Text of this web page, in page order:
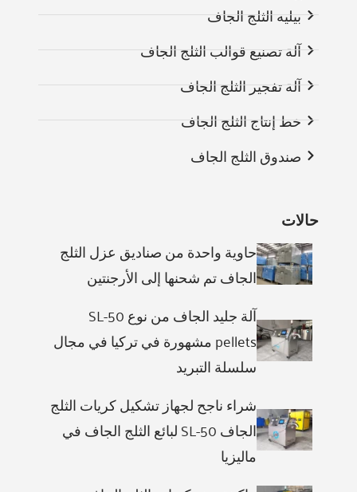
بيليه الثلج الجاف
آلة تصنيع قوالب الثلج الجاف
آلة تفجير الثلج الجاف
خط إنتاج الثلج الجاف
صندوق الثلج الجاف
حالات
حاوية واحدة من صناديق عزل الثلج
الجاف تم شحنها إلى الأرجنتين
آلة جليد الجاف من نوع SL-50
pellets مشهورة في تركيا في مجال
سلسلة التبريد
شراء ناجح لجهاز تشكيل كريات الثلج
الجاف SL-50 لبائع الثلج الجاف في
ماليزيا